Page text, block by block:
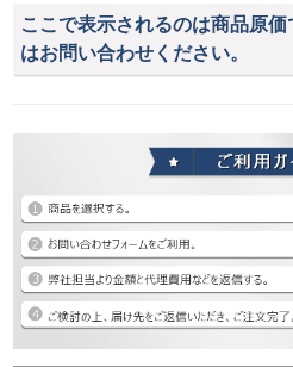
ここで表示されるのは商品原
はお問い合わせください。